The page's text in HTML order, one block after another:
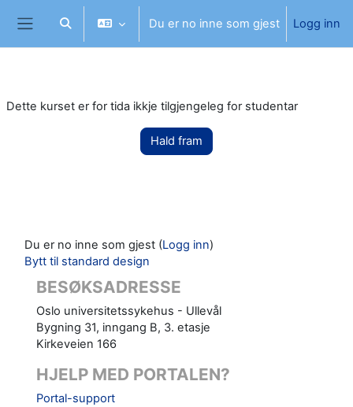
Gå til hovudinnhaldet
Sidepanel
Veksle inndata for søkDu er no inne som gjest Logg inn
Dette kurset er for tida ikkje tilgjengeleg for studentar
Hald fram
Du er no inne som gjest (Logg inn)
Bytt til standard design
BESØKSADRESSE
Oslo universitetssykehus - Ullevål
Bygning 31, inngang B, 3. etasje
Kirkeveien 166
HJELP MED PORTALEN?
Portal-support